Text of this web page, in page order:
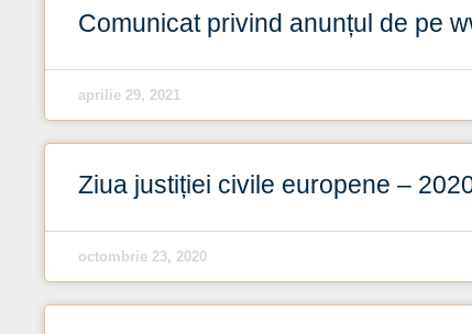
Comunicat privind anunțul de pe
aprilie 29, 2021
Ziua justiției civile europene –
octombrie 23, 2020